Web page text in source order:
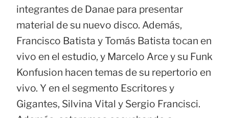
integrantes de Danae para presentar
material de su nuevo disco. Además,
Francisco Batista y Tomás Batista tocan en
vivo en el estudio, y Marcelo Arce y su Funk
Konfusion hacen temas de su repertorio en
vivo. Y en el segmento Escritores y
Gigantes, Silvina Vital y Sergio Francisci.